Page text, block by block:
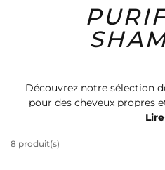
Homme
Découvrez notre sélection
pour des cheveux propres
meilleures marques de
méritent avec nos
8 produit(s)